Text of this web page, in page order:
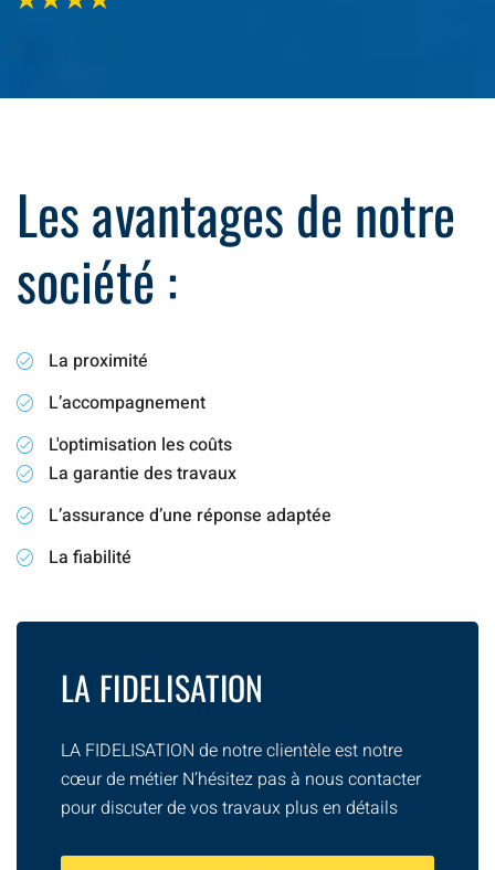
Les avantages de notre
société :
La proximité
L’accompagnement
L'optimisation les coûts
La garantie des travaux
L’assurance d’une réponse adaptée
La fiabilité
LA FIDELISATION
LA FIDELISATION de notre clientèle est notre
cœur de métier N’hésitez pas à nous contacter
pour discuter de vos travaux plus en détails